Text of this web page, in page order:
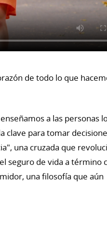
de todo lo que
a las personas
clave para tomar
una cruzada que
seguro de vida a término
una filosofía que aún